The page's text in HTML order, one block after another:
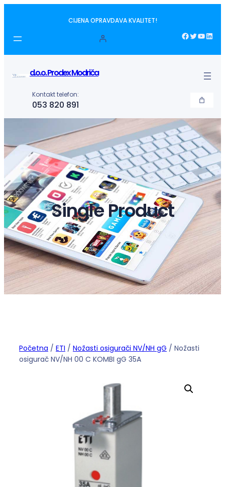
sadržaj
CIJENA OPRAVDAVA KVALITET!
Facebook Twitter YouTube LinkedIn
d.o.o. Prodex Modriča
Kontakt telefon:
053 820 891
Single Product
Početna / ETI / Nožasti osigurači NV/NH gG / Nožasti
osigurač NV/NH 00 C KOMBI gG 35A